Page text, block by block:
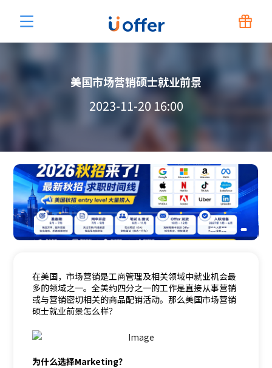
美国市场营销硕士就业前景
2023-11-20 16:00
在美国，市场营销是工商管理及相关领域中就业机会最
多的领域之一。全美约四分之一的工作是直接从事营销
或与营销密切相关的商品配销活动。那么美国市场营销
硕士就业前景怎么样？
为什么选择Marketing？